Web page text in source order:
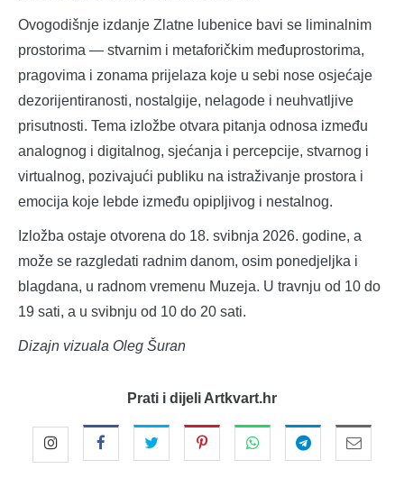
Ovogodišnje izdanje Zlatne lubenice bavi se liminalnim
prostorima — stvarnim i metaforičkim međuprostorima,
pragovima i zonama prijelaza koje u sebi nose osjećaje
dezorijentiranosti, nostalgije, nelagode i neuhvatljive
prisutnosti. Tema izložbe otvara pitanja odnosa između
analognog i digitalnog, sjećanja i percepcije, stvarnog i
virtualnog, pozivajući publiku na istraživanje prostora i
emocija koje lebde između opipljivog i nestalnog.
Izložba ostaje otvorena do 18. svibnja 2026. godine, a
može se razgledati radnim danom, osim ponedjeljka i
blagdana, u radnom vremenu Muzeja. U travnju od 10 do
19 sati, a u svibnju od 10 do 20 sati.
Dizajn vizuala Oleg Šuran
Prati i dijeli Artkvart.hr